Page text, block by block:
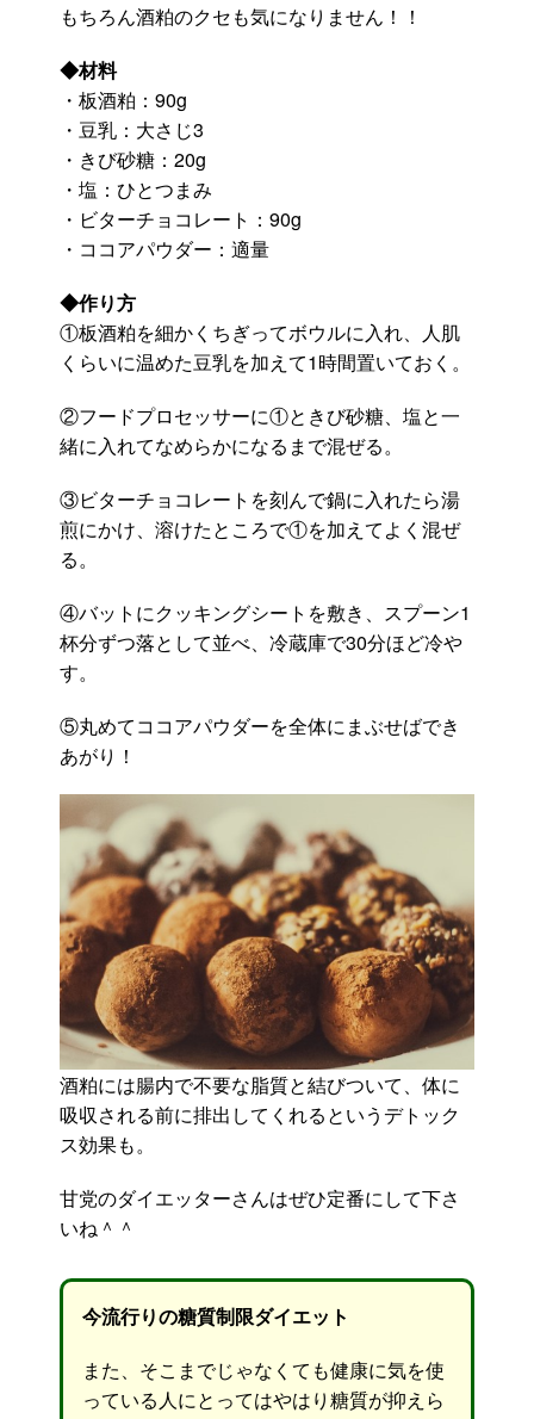
もちろん酒粕のクセも気になりません！！
◆材料
・板酒粕：90g
・豆乳：大さじ3
・きび砂糖：20g
・塩：ひとつまみ
・ビターチョコレート：90g
・ココアパウダー：適量
◆作り方
①板酒粕を細かくちぎってボウルに入れ、人肌
くらいに温めた豆乳を加えて1時間置いておく。
②フードプロセッサーに①ときび砂糖、塩と一
緒に入れてなめらかになるまで混ぜる。
③ビターチョコレートを刻んで鍋に入れたら湯
煎にかけ、溶けたところで①を加えてよく混ぜ
る。
④バットにクッキングシートを敷き、スプーン1
杯分ずつ落として並べ、冷蔵庫で30分ほど冷や
す。
⑤丸めてココアパウダーを全体にまぶせばでき
あがり！
酒粕には腸内で不要な脂質と結びついて、体に
吸収される前に排出してくれるというデトック
ス効果も。
甘党のダイエッターさんはぜひ定番にして下さ
いね＾＾
今流行りの糖質制限ダイエット
また、そこまでじゃなくても健康に気を使
っている人にとってはやはり糖質が抑えら